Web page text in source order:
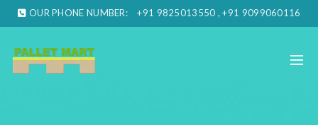
OUR PHONE NUMBER: +91 9825013550 , +91 9099060116